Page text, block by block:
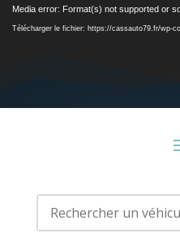
Lecteur
vidéo
Media error: Format(s) not supported or
Télécharger le fichier: https://cassauto79.fr/wp-